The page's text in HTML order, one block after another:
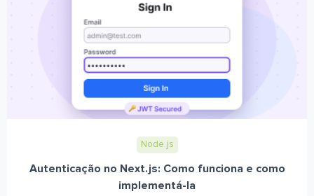
Node.js
Autenticação no Next.js: Como funciona e como
implementá-la